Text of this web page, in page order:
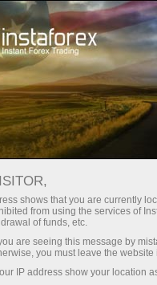
आत्मवि
करें- हम
shows that you are currently
from using the services of
of funds, etc.
are seeing this message by
you must leave the
IP address show your location